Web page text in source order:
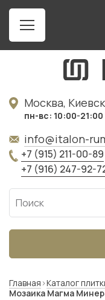
Москва,
пн-вс: 10:00-21:00
info@italon-
+7 (915) 211-00-89
+7 (916) 247-92-
Главная Каталог
Мозаика Магма